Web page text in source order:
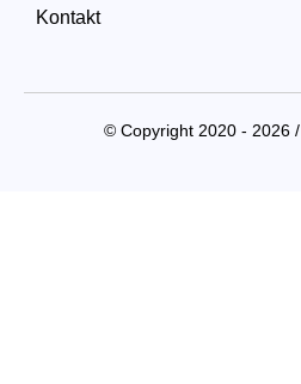
Kontakt
© Copyright 2020 - 2026 /